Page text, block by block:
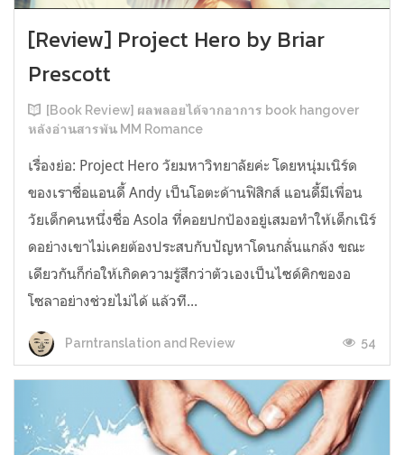
[Review] Project Hero by Briar
Prescott
[Book Review] ผลพลอยได้จากอาการ book hangover
หลังอ่านสารพัน MM Romance
เรื่องย่อ: Project Hero วัยมหาวิทยาลัยค่ะ โดยหนุ่มเนิร์ด
ของเราชื่อแอนดี้ Andy เป็นโอตะด้านฟิสิกส์ แอนดี้มีเพื่อน
วัยเด็กคนหนึ่งชื่อ Asola ที่คอยปกป้องอยู่เสมอทำให้เด็กเนิร์
ดอย่างเขาไม่เคยต้องประสบกับปัญหาโดนกลั่นแกล้ง ขณะ
เดียวกันก็ก่อให้เกิดความรู้สึกว่าตัวเองเป็นไซด์คิกของอ
โซลาอย่างช่วยไม่ได้ แล้วที...
Parntranslation and Review 54